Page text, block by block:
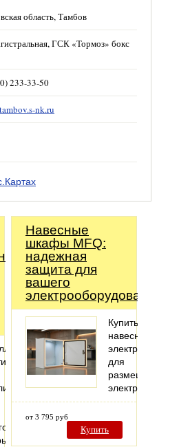
область, Тамбов
ГСК «Тормоз» бокс
233-33-50
nk.ru
Навесные
шкафы MFQ:
надежная
защита для
вашего
электрооборудования
Купить
навесной
электрошкаф
для
размещения
от 3 795 руб
Купить